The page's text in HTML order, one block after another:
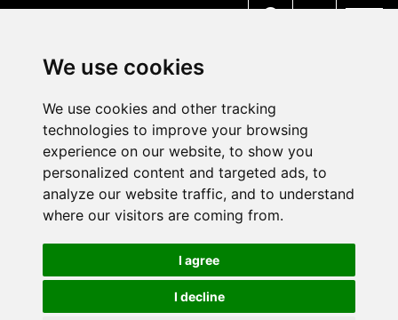
We use cookies
We use cookies and other tracking
technologies to improve your browsing
experience on our website, to show you
personalized content and targeted ads, to
analyze our website traffic, and to understand
where our visitors are coming from.
I agree
I decline